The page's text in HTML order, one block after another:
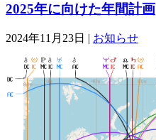
2025年に向けた年間計画
2024年11月23日 | お知らせ